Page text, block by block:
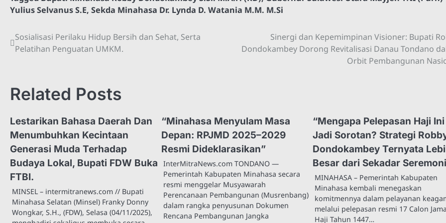
Yulius Selvanus S.E, Sekda Minahasa Dr. Lynda D. Watania M.M. M.Si
Navigasi
Sosialisasi Perilaku Hidup Bersih dan Sehat, Serta
Pelatihan Penguatan UMKM.
Sinergi dan Kepemimpinan Visioner: Bupati
Dondokambey Dorong Revitalisasi Danau Tondano
Orbit Pembangunan
Related Posts
Lestarikan Bahasa Daerah Dan
Menumbuhkan Kecintaan
Generasi Muda Terhadap
Budaya Lokal, Bupati FDW Buka
FTBI.
MINSEL – intermitranews.com // Bupati
Minahasa Selatan (Minsel) Franky Donny
Wongkar, S.H., (FDW), Selasa (04/11/2025),
“Minahasa Menyulam Masa
Depan: RPJMD 2025–2029
Resmi Dideklarasikan”
InterMitraNews.com TONDANO —
Pemerintah Kabupaten Minahasa secara
resmi menggelar Musyawarah
Perencanaan Pembangunan (Musrenbang)
dalam rangka penyusunan Dokumen
Rencana Pembangunan Jangka
“Mengapa Pelepasan Haji Ini
Jadi Sorotan? Strategi
Dondokambey Ternyata
Besar dari Sekadar
MINAHASA – Pemerintah Kabupaten
Minahasa kembali menegaskan
komitmennya dalam pelayanan
melalui pelepasan resmi 17 Calon
Haji Tahun 1447…